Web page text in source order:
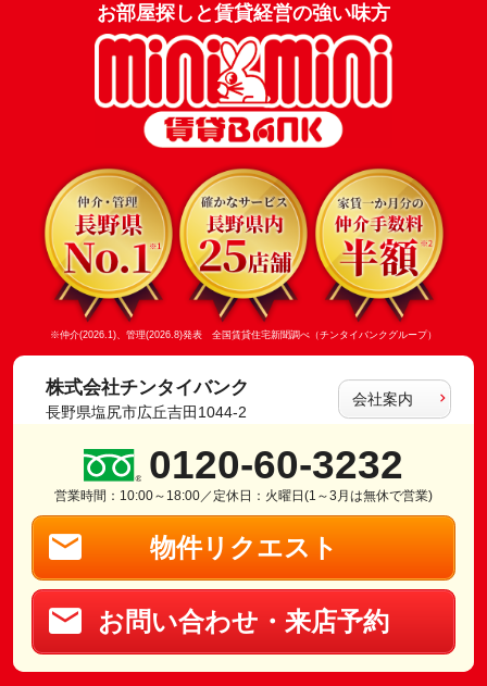
お部屋探しと賃貸経営の強い味方
※仲介(2026.1)、管理(2026.8)発表 全国賃貸住宅新聞調べ（チンタイバンクグループ）
株式会社チンタイバンク
長野県塩尻市広丘吉田1044-2
会社案内
0120-60-3232
営業時間：10:00～18:00／定休日：火曜日(1～3月は無休で営業)
物件リクエスト
お問い合わせ・来店予約